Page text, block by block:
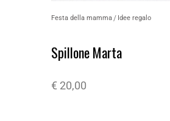
Festa della mamma Idee regalo
Spillone Marta
€ 20,00